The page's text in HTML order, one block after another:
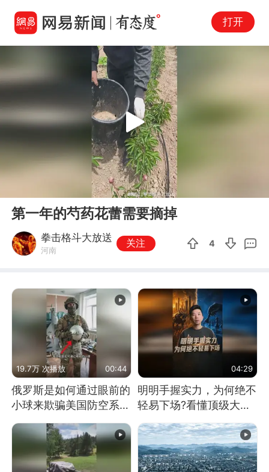
打开
Play
第一年的芍药花蕾需要摘掉
拳击格斗大放送
河南
关注 4
19.7万 次播放 00:44
俄罗斯是如何通过眼前的
小球来欺骗美国防空系统
的
04:29
明明手握实力，为何绝不
轻易下场?看懂顶级大国
谋略